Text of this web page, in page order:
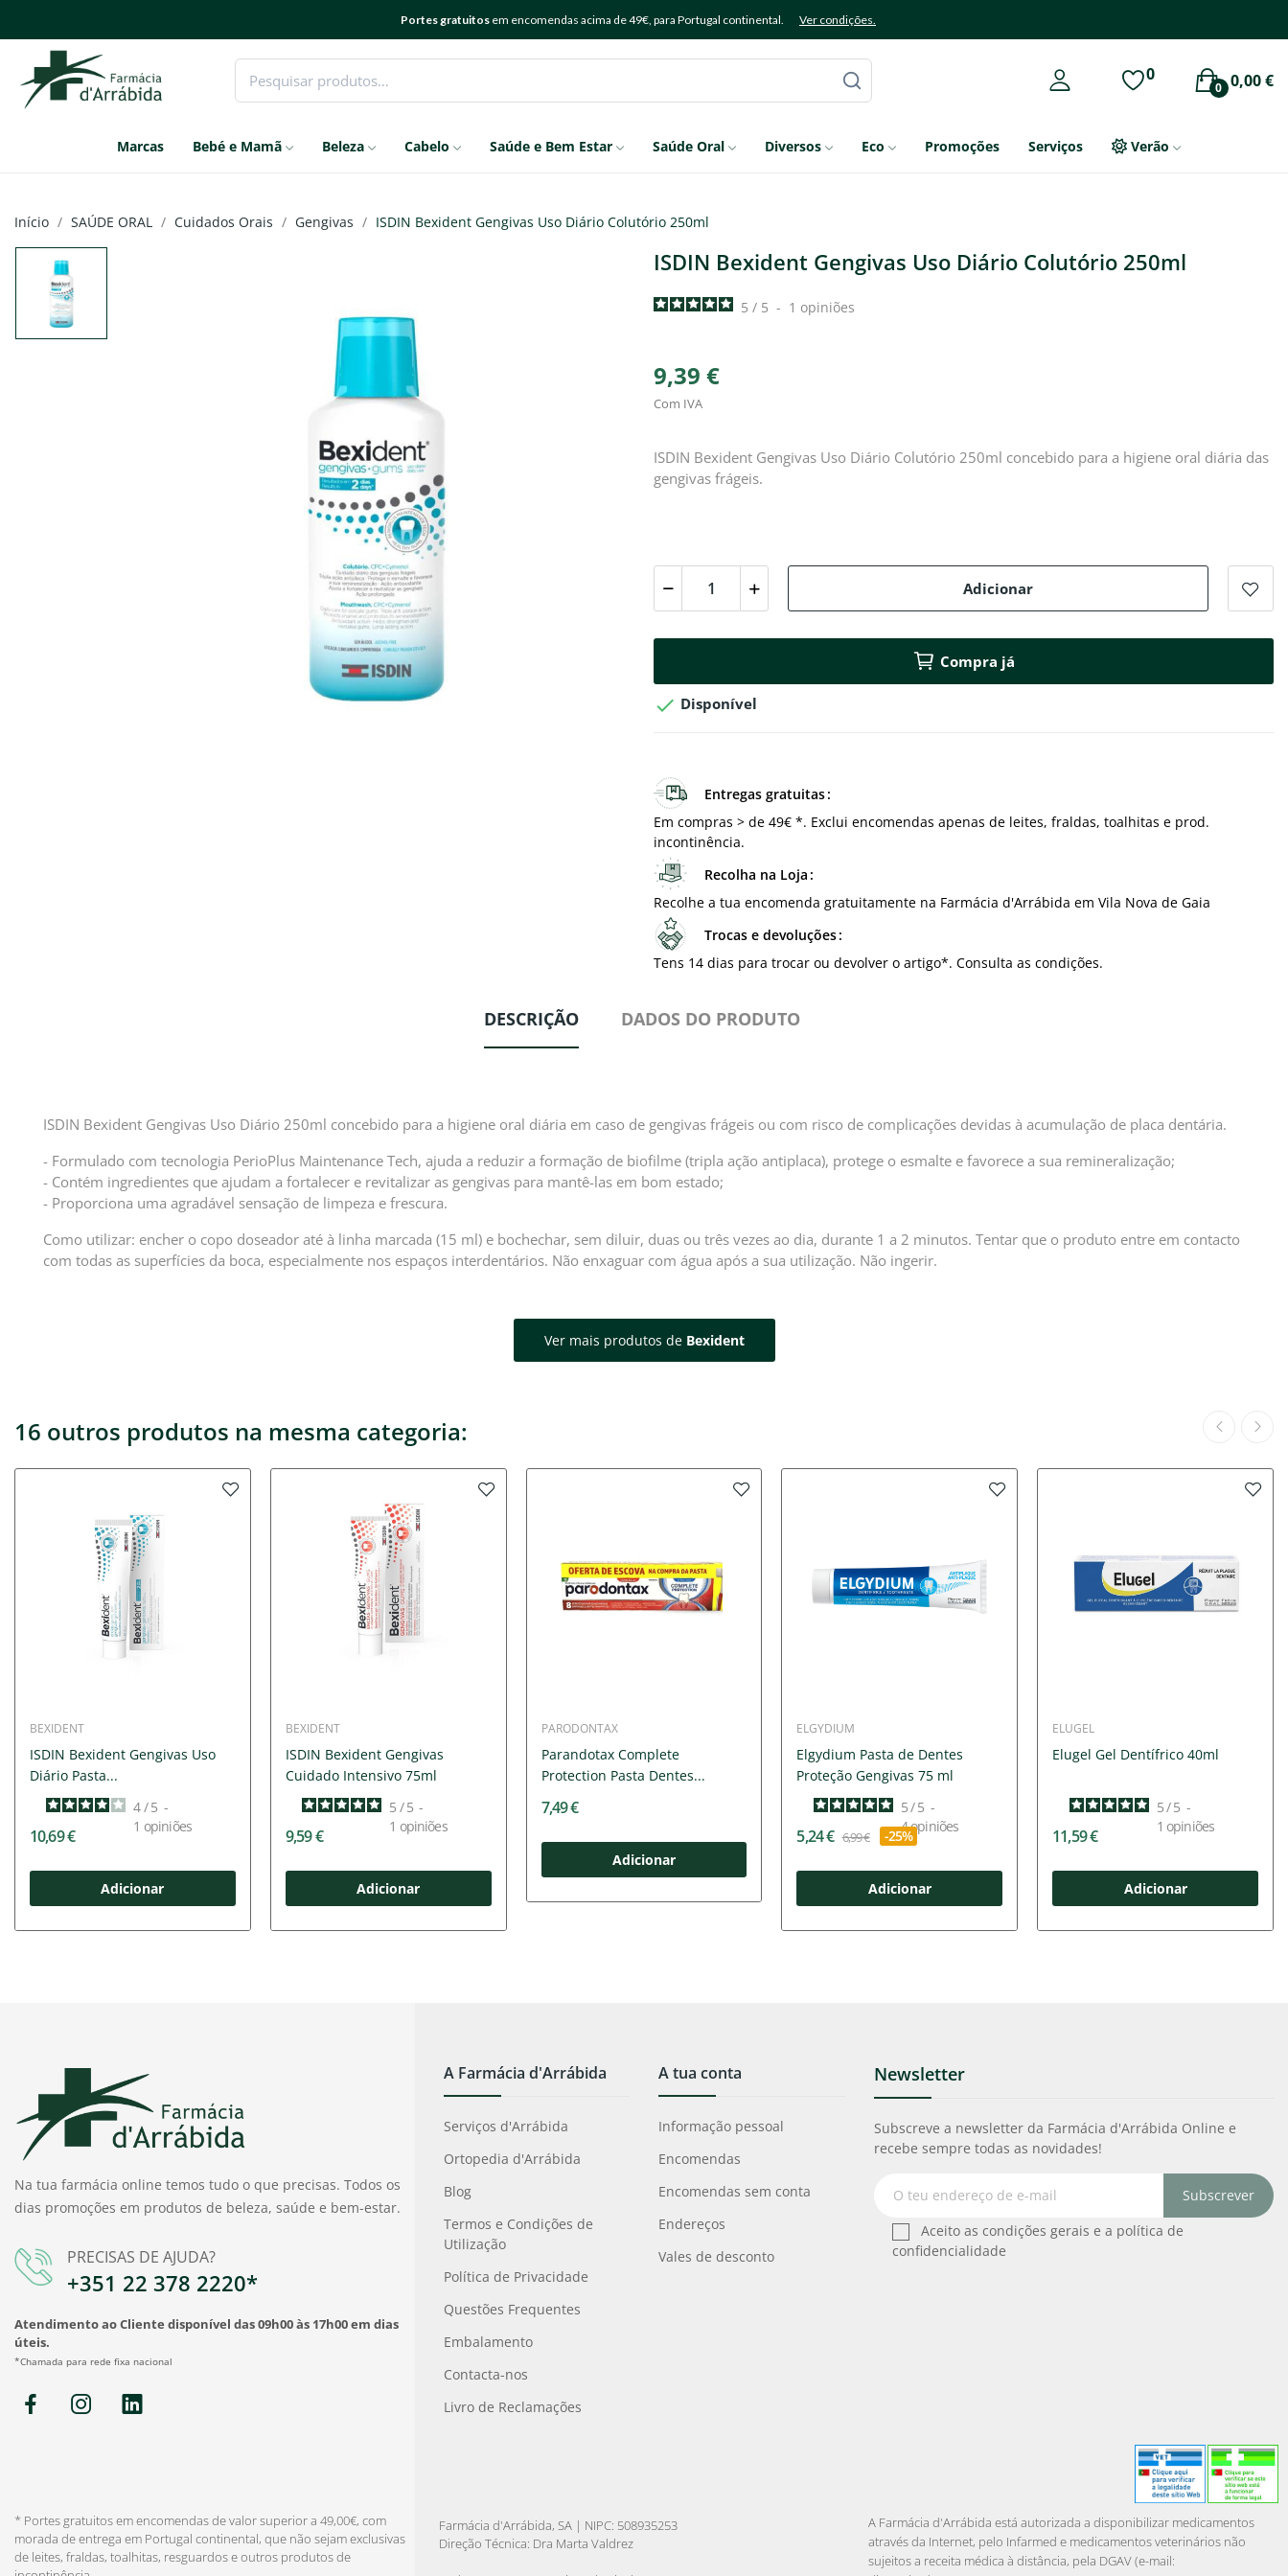
Portes gratuitos em encomendas acima de 49€, para Portugal continental. Ver condições.
0 0,00 €
0
Marcas Bebé e Mamã Beleza Cabelo Saúde e Bem Estar Saúde Oral Diversos Eco Promoções Serviços Verão
Início SAÚDE ORAL Cuidados Orais Gengivas ISDIN Bexident Gengivas Uso Diário Colutório 250ml
ISDIN Bexident Gengivas Uso Diário Colutório 250ml
5 / 5 - 1 opiniões
9,39 €
Com IVA
ISDIN Bexident Gengivas Uso Diário Colutório 250ml concebido para a higiene oral diária das
gengivas frágeis.
Adicionar
Compra já
 Disponível
Entregas gratuitas
Em compras > de 49€ *. Exclui encomendas apenas de leites, fraldas, toalhitas e prod.
incontinência.
Recolha na Loja
Recolhe a tua encomenda gratuitamente na Farmácia d'Arrábida em Vila Nova de Gaia
Trocas e devoluções
Tens 14 dias para trocar ou devolver o artigo*. Consulta as condições.
DESCRIÇÃO DADOS DO PRODUTO
ISDIN Bexident Gengivas Uso Diário 250ml concebido para a higiene oral diária em caso de gengivas frágeis ou com risco de complicações devidas à acumulação de placa dentária.
- Formulado com tecnologia PerioPlus Maintenance Tech, ajuda a reduzir a formação de biofilme (tripla ação antiplaca), protege o esmalte e favorece a sua remineralização;
- Contém ingredientes que ajudam a fortalecer e revitalizar as gengivas para mantê-las em bom estado;
- Proporciona uma agradável sensação de limpeza e frescura.
Como utilizar: encher o copo doseador até à linha marcada (15 ml) e bochechar, sem diluir, duas ou três vezes ao dia, durante 1 a 2 minutos. Tentar que o produto entre em contacto
com todas as superfícies da boca, especialmente nos espaços interdentários. Não enxaguar com água após a sua utilização. Não ingerir.
Ver mais produtos de Bexident
16 outros produtos na mesma categoria:
BEXIDENT
ISDIN Bexident Gengivas Uso
Diário Pasta...
4/ 5 -
1 opiniões
10,69 €
Adicionar
BEXIDENT
ISDIN Bexident Gengivas
Cuidado Intensivo 75ml
5 / 5 -
1 opiniões
9,59 €
Adicionar
PARODONTAX
Parandotax Complete
Protection Pasta Dentes...
7,49 €
Adicionar
ELGYDIUM
Elgydium Pasta de Dentes
Proteção Gengivas 75 ml
5/5 -
4opiniões
5,24 € 6,99 € -25%
Adicionar
ELUGEL
Elugel Gel Dentífrico 40ml
5/ 5 -
1 opiniões
11,59 €
Adicionar
Na tua farmácia online temos tudo o que precisas. Todos os
dias promoções em produtos de beleza, saúde e bem-estar.
PRECISAS DE AJUDA?
+351 22 378 2220*
Atendimento ao Cliente disponível das 09h00 às 17h00 em dias
úteis.
*Chamada para rede fixa nacional
A Farmácia d'Arrábida
Serviços d'Arrábida
Ortopedia d'Arrábida
Blog
Termos e Condições de
Utilização
Política de Privacidade
Questões Frequentes
Embalamento
Contacta-nos
Livro de Reclamações
A tua conta
Informação pessoal
Encomendas
Encomendas sem conta
Endereços
Vales de desconto
Newsletter
Subscreve a newsletter da Farmácia d'Arrábida Online e
recebe sempre todas as novidades!
Subscrever
Aceito as condições gerais e a política de
confidencialidade
* Portes gratuitos em encomendas de valor superior a 49,00€, com
morada de entrega em Portugal continental, que não sejam exclusivas
de leites, fraldas, toalhitas, resguardos e outros produtos de
Farmácia d'Arrábida, SA | NIPC: 508935253
Direção Técnica: Dra Marta Valdrez
A Farmácia d'Arrábida está autorizada a disponibilizar medicamentos
através da Internet, pelo Infarmed e medicamentos veterinários não
sujeitos a receita médica à distância, pela DGAV (e-mail: